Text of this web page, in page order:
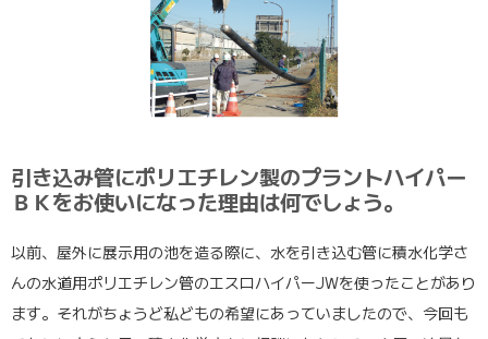
引き込み管にポリエチレン製のプラントハイパー
ＢＫをお使いになった理由は何でしょう。
以前、屋外に展示用の池を造る際に、水を引き込む管に積水化学さ
んの水道用ポリエチレン管のエスロハイパーJWを使ったことがあり
ます。それがちょうど私どもの希望にあっていましたので、今回も